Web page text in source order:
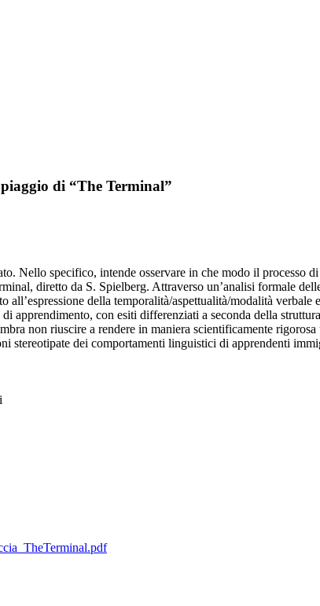
di “The Terminal”
Nello specifico, intende osservare in che modo il processo
diretto da S. Spielberg. Attraverso un’analisi formale
della temporalità/aspettualità/modalità
apprendimento, con esiti differenziati a seconda della
non riuscire a rendere in maniera scientificamente
stereotipate dei comportamenti linguistici di apprendenti